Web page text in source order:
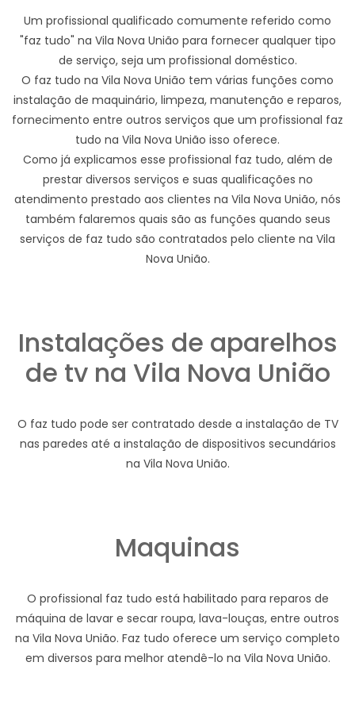
Um profissional qualificado comumente referido como
"faz tudo" na Vila Nova União para fornecer qualquer tipo
de serviço, seja um profissional doméstico.
O faz tudo na Vila Nova União tem várias funções como
instalação de maquinário, limpeza, manutenção e reparos,
fornecimento entre outros serviços que um profissional faz
tudo na Vila Nova União isso oferece.
Como já explicamos esse profissional faz tudo, além de
prestar diversos serviços e suas qualificações no
atendimento prestado aos clientes na Vila Nova União, nós
também falaremos quais são as funções quando seus
serviços de faz tudo são contratados pelo cliente na Vila
Nova União.
Instalações de aparelhos
de tv na Vila Nova União
O faz tudo pode ser contratado desde a instalação de TV
nas paredes até a instalação de dispositivos secundários
na Vila Nova União.
Maquinas
O profissional faz tudo está habilitado para reparos de
máquina de lavar e secar roupa, lava-louças, entre outros
na Vila Nova União. Faz tudo oferece um serviço completo
em diversos para melhor atendê-lo na Vila Nova União.